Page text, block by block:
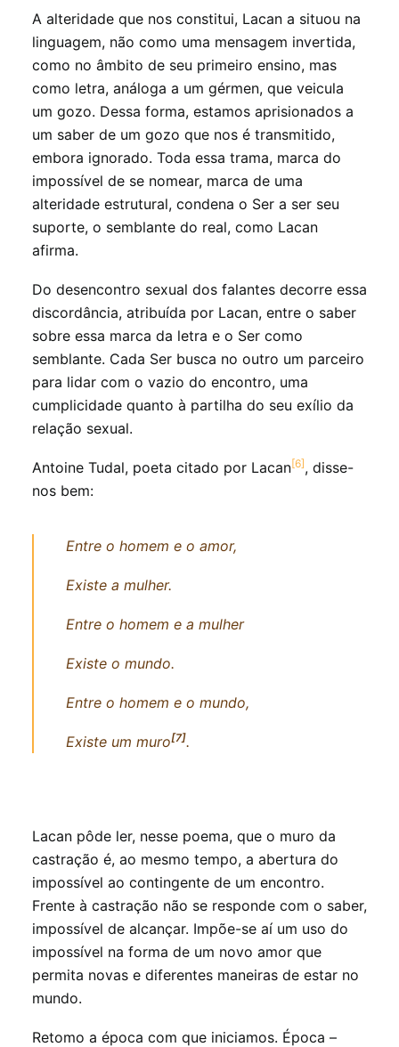
A alteridade que nos constitui, Lacan a situou na
linguagem, não como uma mensagem invertida,
como no âmbito de seu primeiro ensino, mas
como letra, análoga a um gérmen, que veicula
um gozo. Dessa forma, estamos aprisionados a
um saber de um gozo que nos é transmitido,
embora ignorado. Toda essa trama, marca do
impossível de se nomear, marca de uma
alteridade estrutural, condena o Ser a ser seu
suporte, o semblante do real, como Lacan
afirma.
Do desencontro sexual dos falantes decorre essa
discordância, atribuída por Lacan, entre o saber
sobre essa marca da letra e o Ser como
semblante. Cada Ser busca no outro um parceiro
para lidar com o vazio do encontro, uma
cumplicidade quanto à partilha do seu exílio da
relação sexual.
Antoine Tudal, poeta citado por Lacan[6], disse-
nos bem:
Entre o homem e o amor,
Existe a mulher.
Entre o homem e a mulher
Existe o mundo.
Entre o homem e o mundo,
Existe um muro[7].
Lacan pôde ler, nesse poema, que o muro da
castração é, ao mesmo tempo, a abertura do
impossível ao contingente de um encontro.
Frente à castração não se responde com o saber,
impossível de alcançar. Impõe-se aí um uso do
impossível na forma de um novo amor que
permita novas e diferentes maneiras de estar no
mundo.
Retomo a época com que iniciamos. Época –